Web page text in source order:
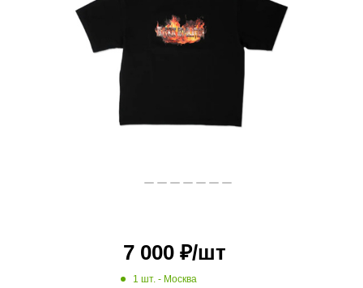
7 000₽/шт
1 шт. - Москва